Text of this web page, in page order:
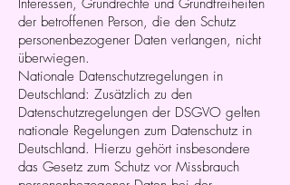
Interessen, Grundrechte und Grundfreiheiten
der betroffenen Person, die den Schutz
personenbezogener Daten verlangen, nicht
überwiegen.
Nationale Datenschutzregelungen in
Deutschland: Zusätzlich zu den
Datenschutzregelungen der DSGVO gelten
nationale Regelungen zum Datenschutz in
Deutschland. Hierzu gehört insbesondere
das Gesetz zum Schutz vor Missbrauch